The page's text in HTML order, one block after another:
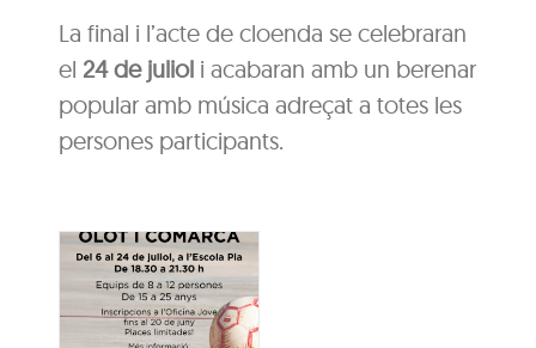
La final i l’acte de cloenda se celebraran
el 24 de juliol i acabaran amb un berenar
popular amb música adreçat a totes les
persones participants.